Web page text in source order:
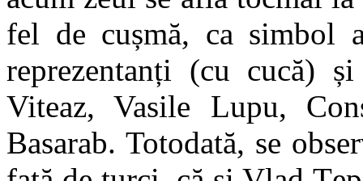
fel de cușmă, ca simbol
reprezentanți (cu cucă)
Viteaz, Vasile Lupu,
Basarab. Totodată, se